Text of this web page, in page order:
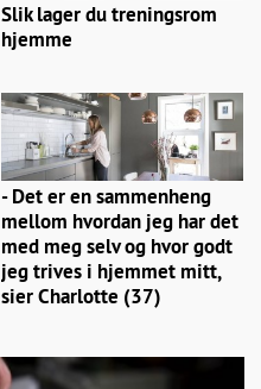
Slik lager du treningsrom
hjemme
- Det er en sammenheng
mellom hvordan jeg har det
med meg selv og hvor godt
jeg trives i hjemmet mitt,
sier Charlotte (37)